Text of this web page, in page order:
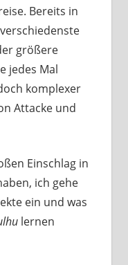
Bereits in
größere
jedes Mal
komplexer
Attacke und
Einschlag in
ich gehe
ein und was
lernen